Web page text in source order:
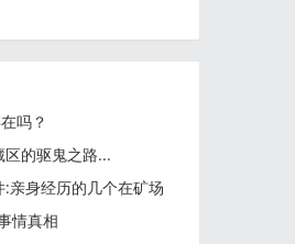
吗？
区的驱鬼之路...
亲身经历的几个在矿场
件
情真相